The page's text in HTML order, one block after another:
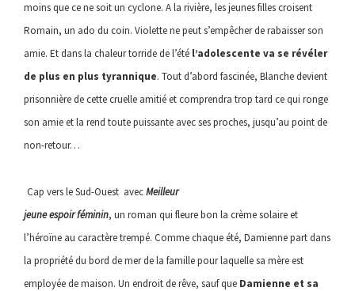
moins que ce ne soit un cyclone. A la rivière, les jeunes filles croisent
Romain, un ado du coin. Violette ne peut s’empêcher de rabaisser son
amie. Et dans la chaleur torride de l’été l’adolescente va se révéler
de plus en plus tyrannique. Tout d’abord fascinée, Blanche devient
prisonnière de cette cruelle amitié et comprendra trop tard ce qui ronge
son amie et la rend toute puissante avec ses proches, jusqu’au point de
non-retour…
Cap vers le Sud-Ouest avecMeilleur
jeune espoir féminin, un roman qui fleure bon la crème solaire et
l’héroïne au caractère trempé. Comme chaque été, Damienne part dans
la propriété du bord de mer de la famille pour laquelle sa mère est
employée de maison. Un endroit de rêve, sauf que Damienne et sa